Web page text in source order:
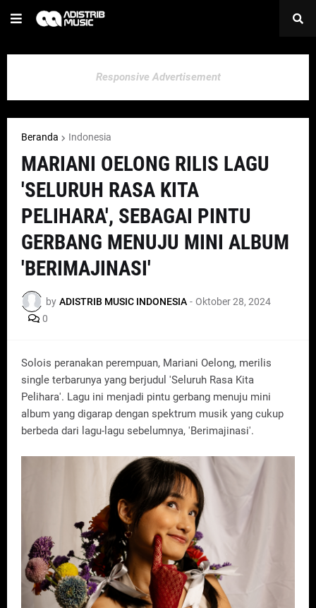
Responsive Advertisement
Beranda Indonesia
MARIANI OELONG RILIS LAGU
'SELURUH RASA KITA
PELIHARA', SEBAGAI PINTU
GERBANG MENUJU MINI ALBUM
'BERIMAJINASI'
by ADISTRIB MUSIC INDONESIA - Oktober 28, 2024
0
Solois peranakan perempuan, Mariani Oelong, merilis
single terbarunya yang berjudul 'Seluruh Rasa Kita
Pelihara'. Lagu ini menjadi pintu gerbang menuju mini
album yang digarap dengan spektrum musik yang cukup
berbeda dari lagu-lagu sebelumnya, 'Berimajinasi'.